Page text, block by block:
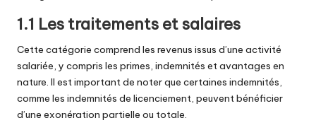
1.1 Les traitements et salaires
Cette catégorie comprend les revenus issus d’une activité
salariée, y compris les primes, indemnités et avantages en
nature. Il est important de noter que certaines indemnités,
comme les indemnités de licenciement, peuvent bénéficier
d’une exonération partielle ou totale.